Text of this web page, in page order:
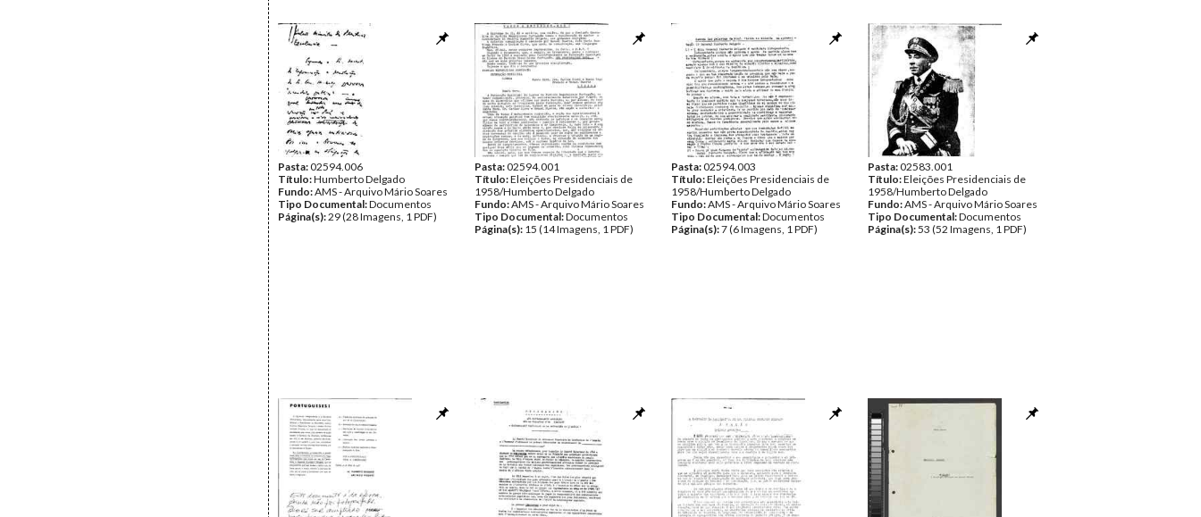
Pasta:02594.006
Título:Humberto Delgado
Fundo:AMS - Arquivo Mário Soares
Tipo Documental:Documentos
Página(s):29 (28 Imagens, 1 PDF)
Pasta:02594.001
Título:Eleições Presidenciais de
1958/Humberto Delgado
Fundo:AMS - Arquivo Mário Soares
Tipo Documental:Documentos
Página(s): 15 (14 Imagens, 1 PDF)
Pasta:02594.003
Título:Eleições Presidenciais de
1958/Humberto Delgado
Fundo:AMS - Arquivo Mário Soares
Tipo Documental:Documentos
Página(s):7 (6 Imagens, 1 PDF)
Pasta:02583.001
Título:Eleições Presidenciais de
1958/Humberto Delgado
Fundo:AMS - Arquivo Mário Soares
Tipo Documental:Documentos
Página(s):53 (52 Imagens, 1 PDF)